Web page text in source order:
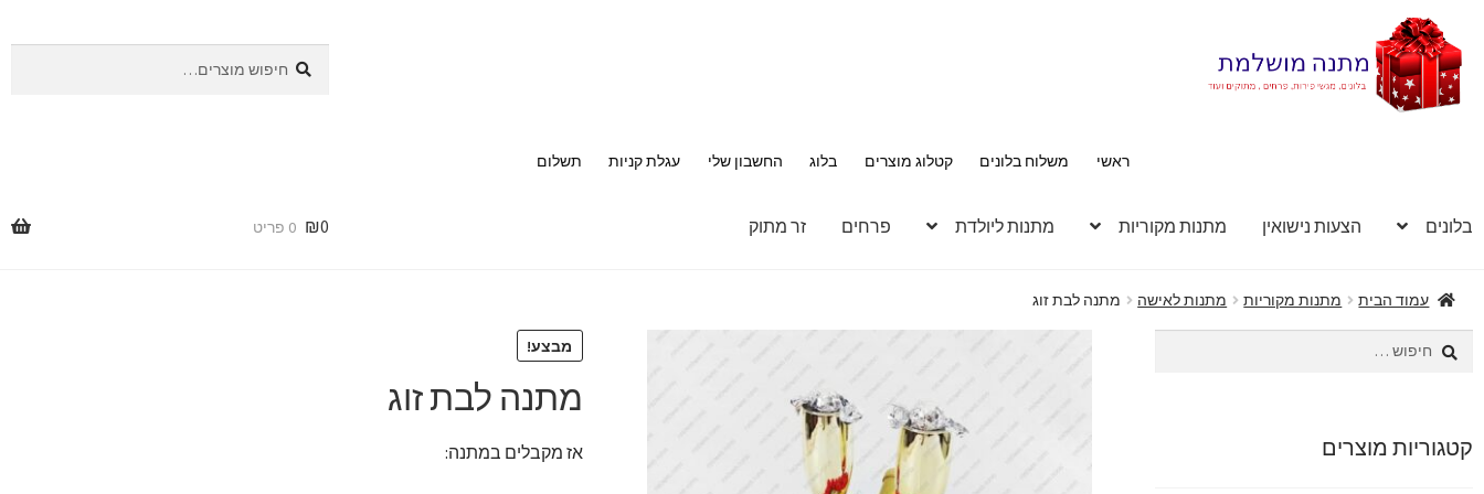
לניווט
לדלג
לתוכן
עבור:
ראשי משלוח בלונים קטלוג מוצרים בלוג החשבון שלי עגלת קניות תשלום
בלונים הצעות נישואין מתנות מקוריות מתנות ליולדת פרחים זר מתוק ₪0 0 פריט
עמוד הבית מתנות מקוריות מתנות לאישה מתנה לבת זוג
מבצע!
מתנה לבת זוג
אז מקבלים במתנה:
חיפוש:
קטגוריות מוצרים